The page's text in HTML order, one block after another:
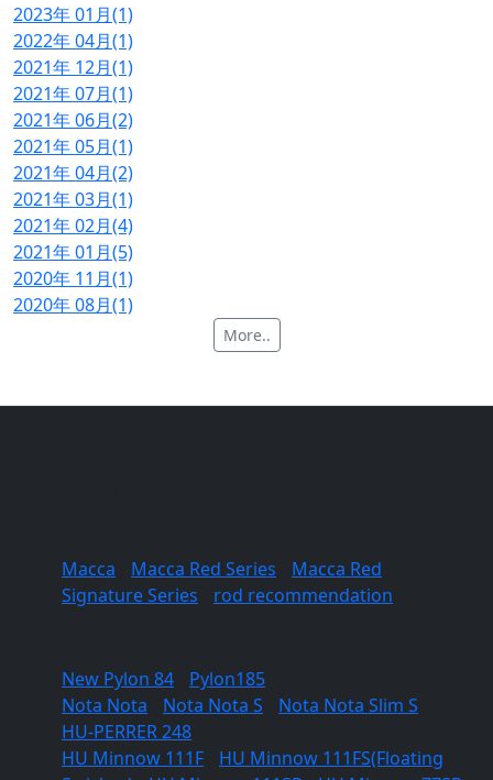
2023年 01月(1)
2022年 04月(1)
2021年 12月(1)
2021年 07月(1)
2021年 06月(2)
2021年 05月(1)
2021年 04月(2)
2021年 03月(1)
2021年 02月(4)
2021年 01月(5)
2020年 11月(1)
2020年 08月(1)
More..
Macca Macca Red Series
Macca Red
Signature Series
rod recommendation
New Pylon 84
Pylon185
Nota Nota
Nota Nota S
Nota Nota Slim S
HU-PERRER 248
HU Minnow 111F
HU Minnow 111FS(Floating